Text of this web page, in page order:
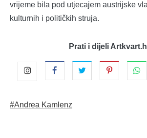
vrijeme bila pod utjecajem austrijske
kulturnih i političkih struja.
Prati i dijeli
#Andrea Kamlenz